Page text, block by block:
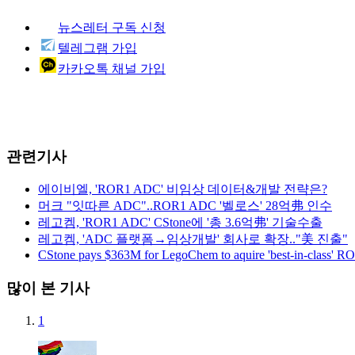
뉴스레터 구독 신청
텔레그램 가입
카카오톡 채널 가입
관련기사
에이비엘, 'ROR1 ADC' 비임상 데이터&개발 전략은?
머크 "잇따른 ADC"..ROR1 ADC '벨로스' 28억弗 인수
레고켐, 'ROR1 ADC' CStone에 '총 3.6억弗' 기술수출
레고켐, 'ADC 플랫폼→임상개발' 회사로 확장.."美 진출"
CStone pays $363M for LegoChem to aquire 'best-in-class'
많이 본 기사
1